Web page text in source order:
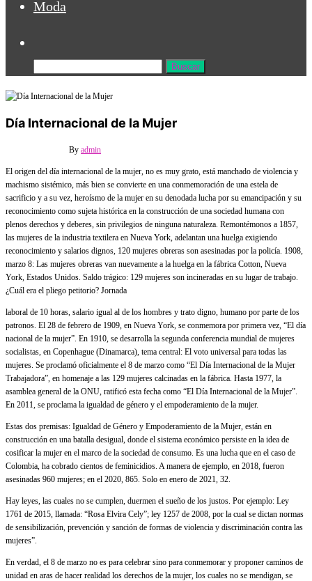
Moda
Buscar:
Día Internacional de la Mujer
By admin
El origen del día internacional de la mujer, no es muy grato, está manchado de violencia y
machismo sistémico, más bien se convierte en una conmemoración de una estela de
sacrificio y a su vez, heroísmo de la mujer en su denodada lucha por su emancipación y su
reconocimiento como sujeta histórica en la construcción de una sociedad humana con
plenos derechos y deberes, sin privilegios de ninguna naturaleza. Remontémonos a 1857,
las mujeres de la industria textilera en Nueva York, adelantan una huelga exigiendo
reconocimiento y salarios dignos, 120 mujeres obreras son asesinadas por la policía. 1908,
marzo 8: Las mujeres obreras van nuevamente a la huelga en la fábrica Cotton, Nueva
York, Estados Unidos. Saldo trágico: 129 mujeres son incineradas en su lugar de trabajo.
¿Cuál era el pliego petitorio? Jornada
laboral de 10 horas, salario igual al de los hombres y trato digno, humano por parte de los
patronos. El 28 de febrero de 1909, en Nueva York, se conmemora por primera vez, “El día
nacional de la mujer”. En 1910, se desarrolla la segunda conferencia mundial de mujeres
socialistas, en Copenhague (Dinamarca), tema central: El voto universal para todas las
mujeres. Se proclamó oficialmente el 8 de marzo como “El Día Internacional de la Mujer
Trabajadora”, en homenaje a las 129 mujeres calcinadas en la fábrica. Hasta 1977, la
asamblea general de la ONU, ratificó esta fecha como “El Día Internacional de la Mujer”.
En 2011, se proclama la igualdad de género y el empoderamiento de la mujer.
Estas dos premisas: Igualdad de Género y Empoderamiento de la Mujer, están en
construcción en una batalla desigual, donde el sistema económico persiste en la idea de
cosificar la mujer en el marco de la sociedad de consumo. Es una lucha que en el caso de
Colombia, ha cobrado cientos de feminicidios. A manera de ejemplo, en 2018, fueron
asesinadas 960 mujeres; en el 2020, 865. Solo en enero de 2021, 32.
Hay leyes, las cuales no se cumplen, duermen el sueño de los justos. Por ejemplo: Ley
1761 de 2015, llamada: “Rosa Elvira Cely”; ley 1257 de 2008, por la cual se dictan normas
de sensibilización, prevención y sanción de formas de violencia y discriminación contra las
mujeres”.
En verdad, el 8 de marzo no es para celebrar sino para conmemorar y proponer caminos de
unidad en aras de hacer realidad los derechos de la mujer, los cuales no se mendigan, se